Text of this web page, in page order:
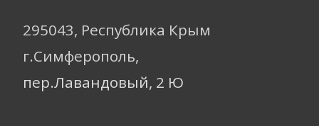
295043, Республика Крым
г.Симферополь,
пер.Лавандовый, 2 Ю